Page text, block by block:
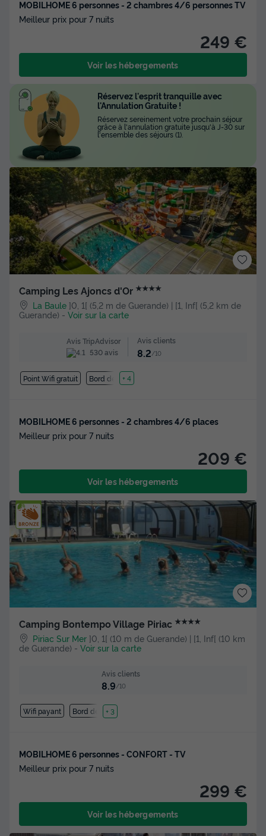
MOBILHOME 6 personnes - 2 chambres 4/6 personnes TV
Meilleur prix pour 7 nuits
249 €
Voir les hébergements
Camping Les Ajoncs d'Or ★★★★
La Baule ]0, 1[ (5,2 m de Guerande) | [1, Inf[ (5,2 km de
Guerande) - Voir sur la carte
Avis TripAdvisor
530 avis
Avis clients
8.2/10
Point Wifi gratuit Bord de mer
+ 4
MOBILHOME 6 personnes - 2 chambres 4/6 places
Meilleur prix pour 7 nuits
209 €
Voir les hébergements
Camping Bontempo Village Piriac ★★★★
Piriac Sur Mer ]0, 1[ (10 m de Guerande) | [1, Inf[ (10 km
de Guerande) - Voir sur la carte
Avis clients
8.9/10
Wifi payant Bord de mer
+ 3
MOBILHOME 6 personnes - CONFORT - TV
Meilleur prix pour 7 nuits
299 €
Voir les hébergements
Réservez l'esprit tranquille avec
l'Annulation Gratuite !
Réservez sereinement votre prochain séjour
grâce à l'annulation gratuite jusqu'à J-30 sur
l'ensemble des séjours (1).